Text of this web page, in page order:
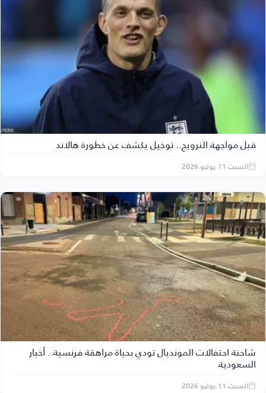
قبل مواجهة النرويج.. توخيل يكشف عن خطورة هالاند
السبت 11 يوليو 2026
شاحنة احتفالات المونديال تودي بحياة مراهقة فرنسية.. أخبار
السعودية
السبت 11 يوليو 2026